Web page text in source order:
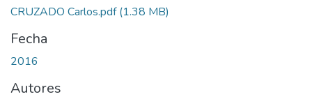
CRUZADO Carlos.pdf(1.38 MB)
Fecha
2016
Autores